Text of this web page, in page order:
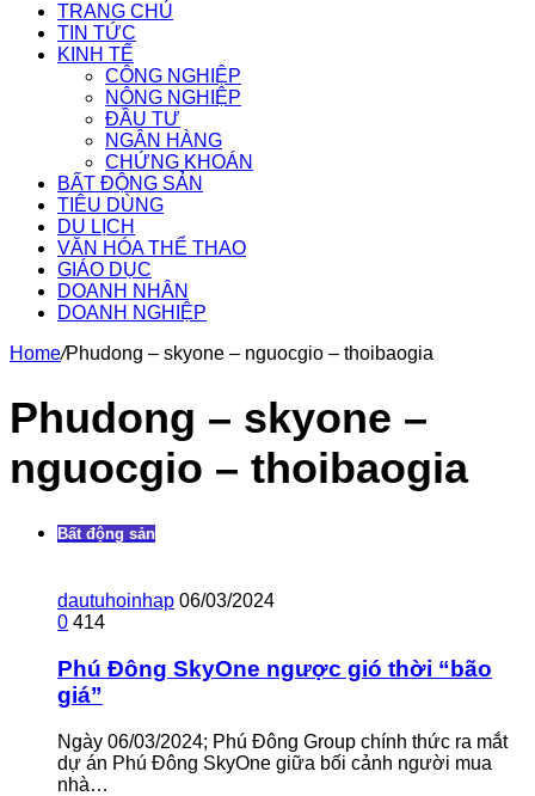
TRANG CHỦ
TIN TỨC
KINH TẾ
CÔNG NGHIỆP
NÔNG NGHIỆP
ĐẦU TƯ
NGÂN HÀNG
CHỨNG KHOÁN
BẤT ĐỘNG SẢN
TIÊU DÙNG
DU LỊCH
VĂN HÓA THỂ THAO
GIÁO DỤC
DOANH NHÂN
DOANH NGHIỆP
Home/Phudong – skyone – nguocgio – thoibaogia
Phudong – skyone –
nguocgio – thoibaogia
Bất động sản
dautuhoinhap 06/03/2024
0 414
Phú Đông SkyOne ngược gió thời “bão
giá”
Ngày 06/03/2024; Phú Đông Group chính thức ra mắt
dự án Phú Đông SkyOne giữa bối cảnh người mua
nhà…